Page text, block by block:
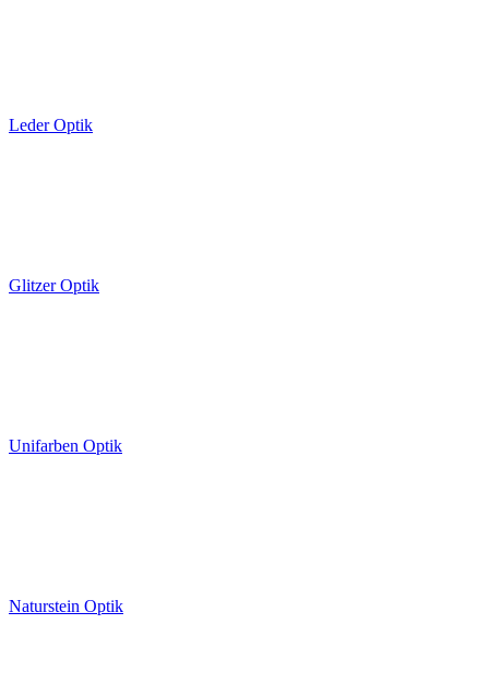
Leder Optik
Glitzer Optik
Unifarben Optik
Naturstein Optik